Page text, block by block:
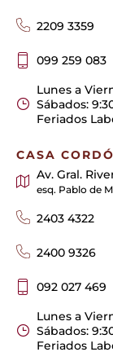
2209 3359
099 259 083
Lunes a
Sábados:
Feriados
CASA
Av. Gral.
esq. Pablo de
2403 4322
2400 9326
092 027 469
Lunes a
Sábados:
Feriados